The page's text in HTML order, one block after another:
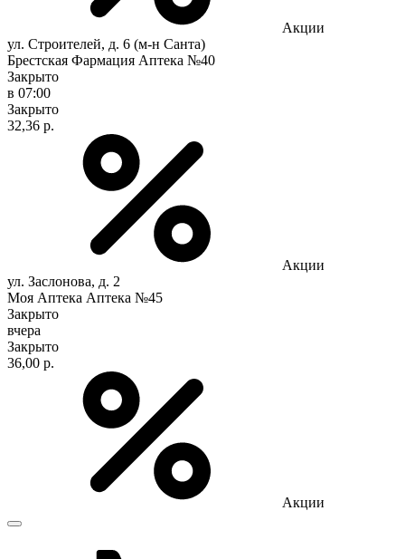
Акции
ул. Строителей, д. 6 (м-н Санта)
Брестская Фармация Аптека №40
Закрыто
в 07:00
Закрыто
32,36 р.
Акции
ул. Заслонова, д. 2
Моя Аптека Аптека №45
Закрыто
вчера
Закрыто
36,00 р.
Акции